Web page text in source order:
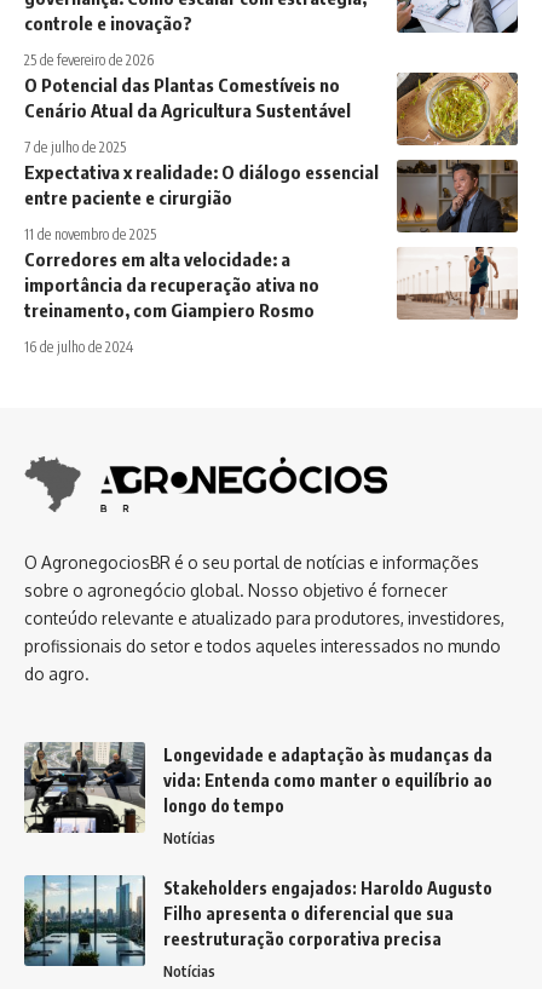
controle e inovação?
25 de fevereiro de 2026
O Potencial das Plantas Comestíveis no
Cenário Atual da Agricultura Sustentável
7 de julho de 2025
Expectativa x realidade: O diálogo essencial
entre paciente e cirurgião
11 de novembro de 2025
Corredores em alta velocidade: a
importância da recuperação ativa no
treinamento, com Giampiero Rosmo
16 de julho de 2024
O AgronegociosBR é o seu portal de notícias e informações
sobre o agronegócio global. Nosso objetivo é fornecer
conteúdo relevante e atualizado para produtores, investidores,
profissionais do setor e todos aqueles interessados no mundo
do agro.
Longevidade e adaptação às mudanças da
vida: Entenda como manter o equilíbrio ao
longo do tempo
Notícias
Stakeholders engajados: Haroldo Augusto
Filho apresenta o diferencial que sua
reestruturação corporativa precisa
Notícias